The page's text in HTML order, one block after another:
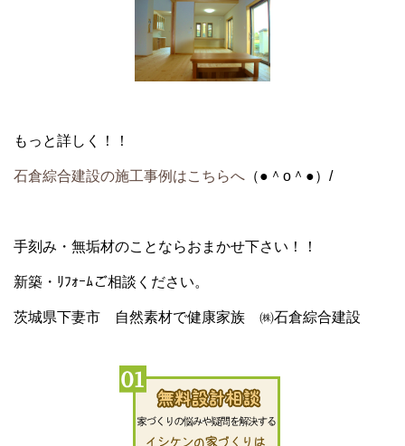
もっと詳しく！！
石倉綜合建設の施工事例はこちらへ （●＾o＾●）/
手刻み・無垢材のことならおまかせ下さい！！
新築・ﾘﾌｫｰﾑご相談ください。
茨城県下妻市 自然素材で健康家族 ㈱石倉綜合建設